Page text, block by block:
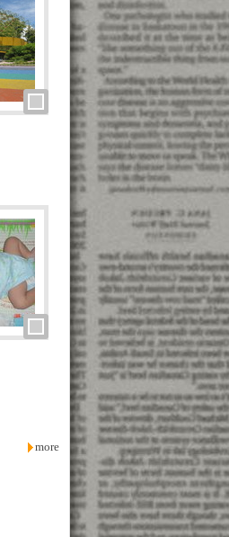
more